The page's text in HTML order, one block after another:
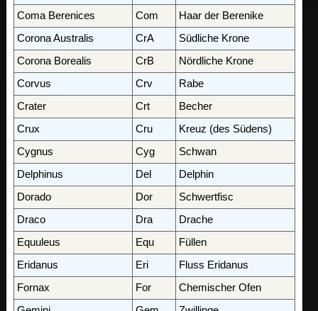
Coma Berenices
Com
Haar der Berenike
Corona Australis
CrA
Südliche Krone
Corona Borealis
CrB
Nördliche Krone
Corvus
Crv
Rabe
Crater
Crt
Becher
Crux
Cru
Kreuz (des Südens)
Cygnus
Cyg
Schwan
Delphinus
Del
Delphin
Dorado
Dor
Schwertfisc
Draco
Dra
Drache
Equuleus
Equ
Füllen
Eridanus
Eri
Fluss Eridanus
Fornax
For
Chemischer Ofen